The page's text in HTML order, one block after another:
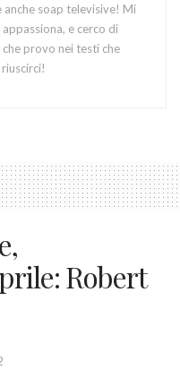
soap televisive! Mi
e cerco di
provo nei testi che
Robert